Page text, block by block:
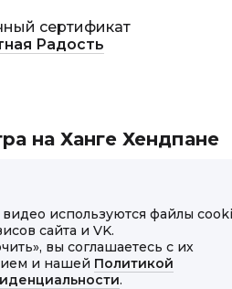
сертификат
Радость
на Ханге Хендпане
используются файлы
сайта и VK.
вы соглашаетесь с их
и нашей Политикой
.